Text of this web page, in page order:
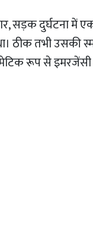
सड़क दुर्घटना में
तभी उसकी
रूप से